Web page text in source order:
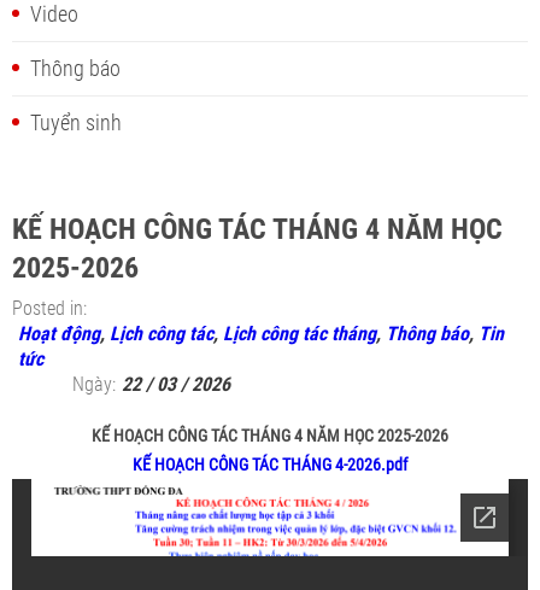
Video
Thông báo
Tuyển sinh
KẾ HOẠCH CÔNG TÁC THÁNG 4 NĂM HỌC
2025-2026
Posted in:
Hoạt động, Lịch công tác, Lịch công tác tháng, Thông báo, Tin
tức
Ngày: 22 / 03 / 2026
KẾ HOẠCH CÔNG TÁC THÁNG 4 NĂM HỌC 2025-2026
KẾ HOẠCH CÔNG TÁC THÁNG 4-2026.pdf